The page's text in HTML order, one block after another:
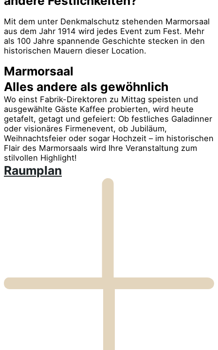
Mit dem unter Denkmalschutz stehenden Marmorsaal
aus dem Jahr 1914 wird jedes Event zum Fest. Mehr
als 100 Jahre spannende Geschichte stecken in den
historischen Mauern dieser Location.
Marmorsaal
Alles andere als gewöhnlich
Wo einst Fabrik-Direktoren zu Mittag speisten und
ausgewählte Gäste Kaffee probierten, wird heute
getafelt, getagt und gefeiert: Ob festliches Galadinner
oder visionäres Firmenevent, ob Jubiläum,
Weihnachtsfeier oder sogar Hochzeit – im historischen
Flair des Marmorsaals wird Ihre Veranstaltung zum
stilvollen Highlight!
Raumplan